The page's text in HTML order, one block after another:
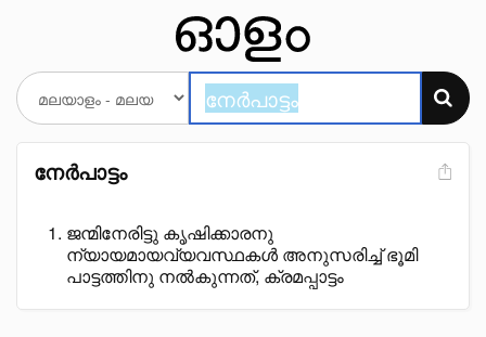
നേർപാട്ടം
ജന്മിനേരിട്ടു കൃഷിക്കാരനു
ന്യായമായവ്യവസ്ഥകൾ അനുസരിച്ച് ഭൂമി
പാട്ടത്തിനു നൽകുന്നത്, ക്രമപ്പാട്ടം